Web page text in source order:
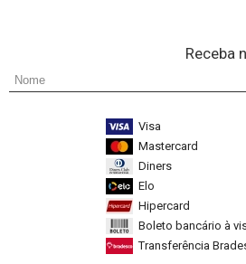
Receba
Visa
Mastercard
Diners
Elo
Hipercard
Boleto bancário à
Transferência